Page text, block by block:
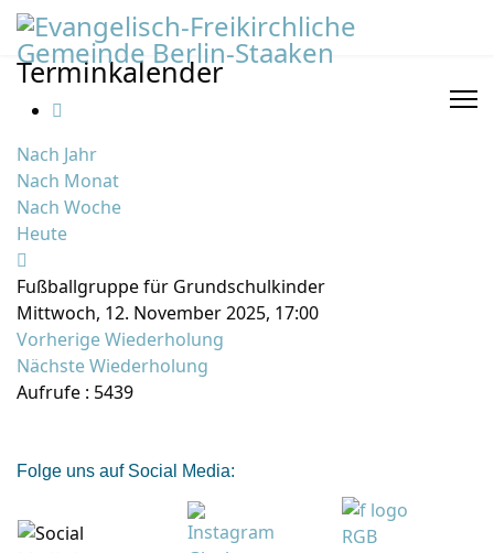
Terminkalender
Nach Jahr
Nach Monat
Nach Woche
Heute
Fußballgruppe für Grundschulkinder
Mittwoch, 12. November 2025, 17:00
Vorherige Wiederholung
Nächste Wiederholung
Aufrufe : 5439
Folge uns auf Social Media: